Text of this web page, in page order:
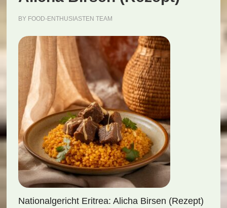
BY FOOD-ENTHUSIASTEN TEAM
Nationalgericht Eritrea: Alicha Birsen (Rezept)